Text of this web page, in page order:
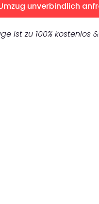
unverbindlich
ist zu 100% kostenlos